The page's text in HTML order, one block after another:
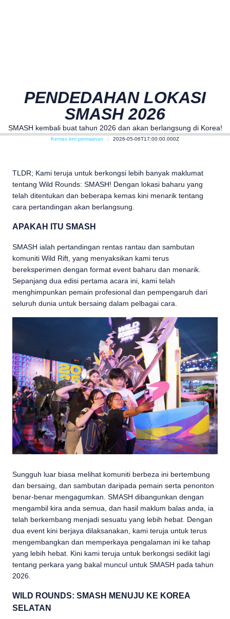
PENDEDAHAN LOKASI
SMASH 2026
SMASH kembali buat tahun 2026 dan akan berlangsung di Korea!
Kemas kini permainan 2026-05-06T17:00:00.000Z
TLDR; Kami teruja untuk berkongsi lebih banyak maklumat
tentang Wild Rounds: SMASH! Dengan lokasi baharu yang
telah ditentukan dan beberapa kemas kini menarik tentang
cara pertandingan akan berlangsung.
APAKAH ITU SMASH
SMASH ialah pertandingan rentas rantau dan sambutan
komuniti Wild Rift, yang menyaksikan kami terus
bereksperimen dengan format event baharu dan menarik.
Sepanjang dua edisi pertama acara ini, kami telah
menghimpunkan pemain profesional dan pempengaruh dari
seluruh dunia untuk bersaing dalam pelbagai cara.
Sungguh luar biasa melihat komuniti berbeza ini bertembung
dan bersaing, dan sambutan daripada pemain serta penonton
benar-benar mengagumkan. SMASH dibangunkan dengan
mengambil kira anda semua, dan hasil maklum balas anda, ia
telah berkembang menjadi sesuatu yang lebih hebat. Dengan
dua event kini berjaya dilaksanakan, kami teruja untuk terus
mengembangkan dan memperkaya pengalaman ini ke tahap
yang lebih hebat. Kini kami teruja untuk berkongsi sedikit lagi
tentang perkara yang bakal muncul untuk SMASH pada tahun
2026.
WILD ROUNDS: SMASH MENUJU KE KOREA
SELATAN